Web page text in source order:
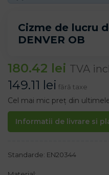
Cizme de lucru
DENVER OB
180.42 lei TVA
149.11 lei fără taxe
Cel mai mic preț din
Informatii de livrare si
Standarde: EN20344